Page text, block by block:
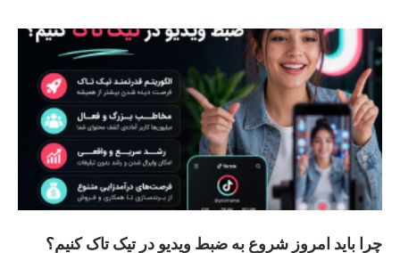
چرا باید امروز شروع به ضبط ویدیو در تیک تاک کنیم؟